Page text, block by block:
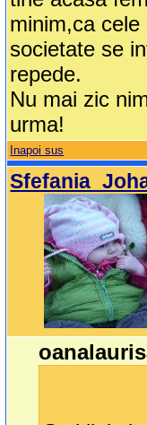
minim,ca
societate se
repede.
Nu mai zic
urma!
Inapoi sus